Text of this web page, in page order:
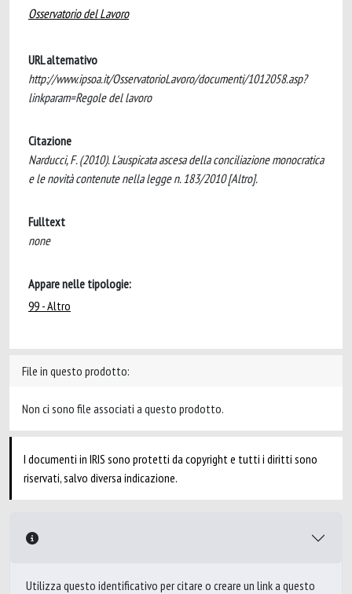
Osservatorio del Lavoro
URL alternativo
http://www.ipsoa.it/OsservatorioLavoro/documenti/1012058.asp?
linkparam=Regole del lavoro
Citazione
Narducci, F. (2010). L'auspicata ascesa della conciliazione monocratica
e le novità contenute nella legge n. 183/2010 [Altro].
Fulltext
none
Appare nelle tipologie:
99 - Altro
File in questo prodotto:
Non ci sono file associati a questo prodotto.
I documenti in IRIS sono protetti da copyright e tutti i diritti sono
riservati, salvo diversa indicazione.
Utilizza questo identificativo per citare o creare un link a questo